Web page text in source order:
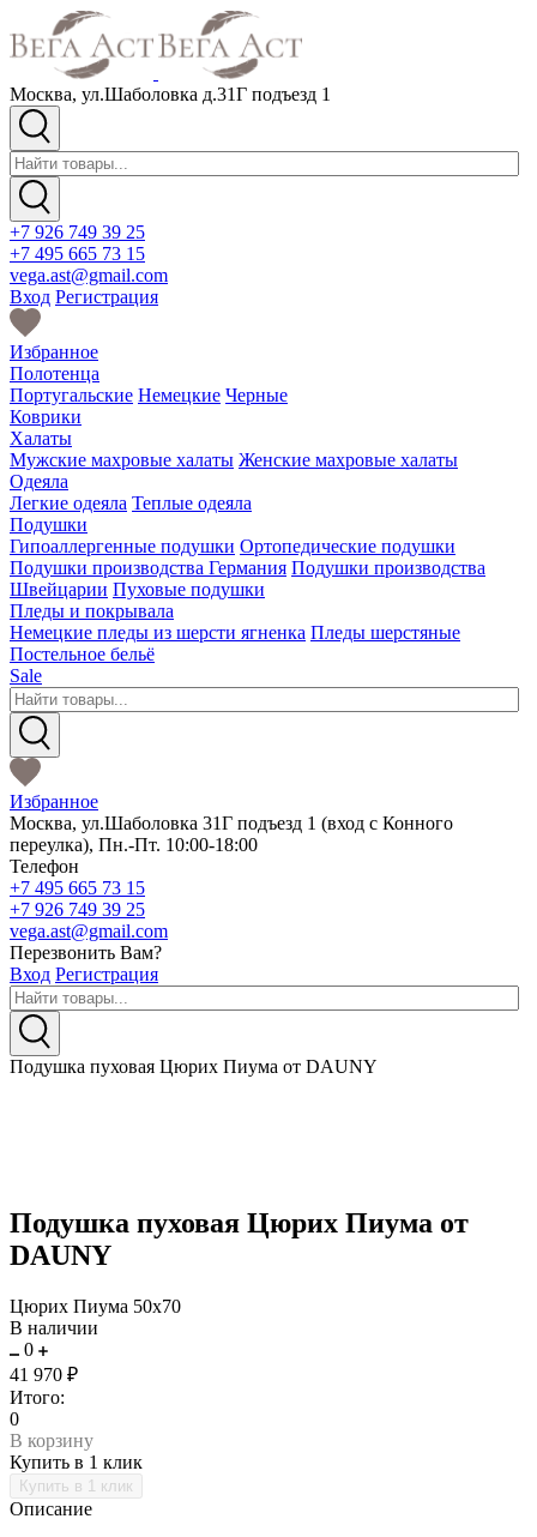
Москва, ул.Шаболовка д.31Г подъезд 1
+7 926 749 39 25
+7 495 665 73 15
vega.ast@gmail.com
Вход Регистрация
Избранное
Полотенца
Португальские Немецкие Черные
Коврики
Халаты
Мужские махровые халаты Женские махровые халаты
Одеяла
Легкие одеяла Теплые одеяла
Подушки
Гипоаллергенные подушки Ортопедические подушки
Подушки производства Германия Подушки производства
Швейцарии Пуховые подушки
Пледы и покрывала
Немецкие пледы из шерсти ягненка Пледы шерстяные
Постельное бельё
Sale
Избранное
Москва, ул.Шаболовка 31Г подъезд 1 (вход с Конного
переулка), Пн.-Пт. 10:00-18:00
Телефон
+7 495 665 73 15
+7 926 749 39 25
vega.ast@gmail.com
Перезвонить Вам?
Вход Регистрация
Подушка пуховая Цюрих Пиума от DAUNY
Подушка пуховая Цюрих Пиума от
DAUNY
Цюрих Пиума 50х70
В наличии
0
41 970 ₽
Итого:
0
В корзину
Купить в 1 клик
Описание